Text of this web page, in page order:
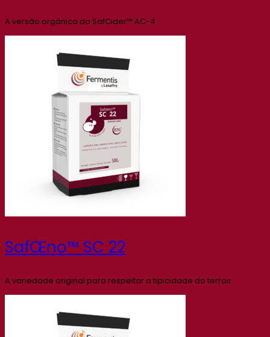
A versão orgânica do SafCider™ AC-4
SafŒno™ SC 22
A variedade original para respeitar a tipicidade do terroir